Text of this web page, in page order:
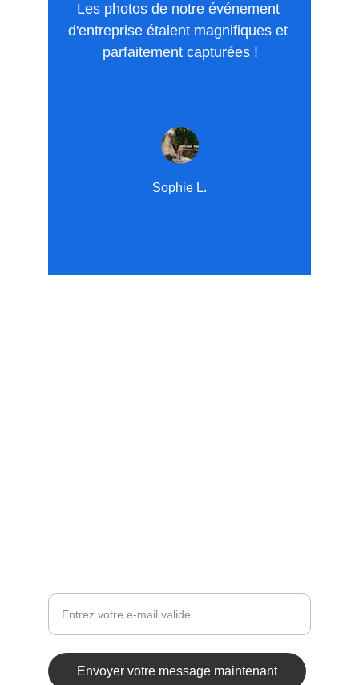
Les photos de notre événement
d'entreprise étaient magnifiques et
parfaitement capturées !
Sophie L.
Envoyer votre message maintenant